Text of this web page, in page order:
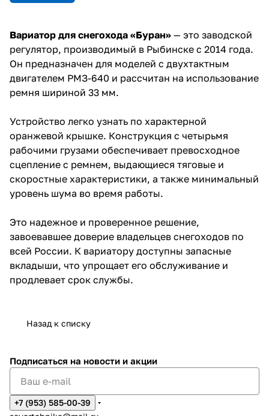
Вариатор для снегохода «Буран» — это заводской
регулятор, производимый в Рыбинске с 2014 года.
Он предназначен для моделей с двухтактным
двигателем РМЗ-640 и рассчитан на использование
ремня шириной 33 мм.
Устройство легко узнать по характерной
оранжевой крышке. Конструкция с четырьмя
рабочими грузами обеспечивает превосходное
сцепление с ремнем, выдающиеся тяговые и
скоростные характеристики, а также минимальный
уровень шума во время работы.
Это надежное и проверенное решение,
завоевавшее доверие владельцев снегоходов по
всей России. К вариатору доступны запасные
вкладыши, что упрощает его обслуживание и
продлевает срок службы.
Назад к списку
Подписаться на новости и акции
+7 (953) 585-00-39